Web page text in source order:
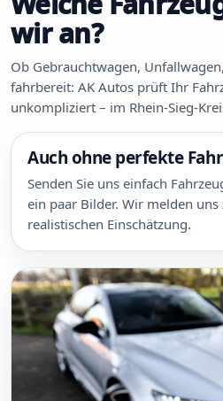
wir an?
Ob Gebrauchtwagen,
fahrbereit: AK Autos prüft Ihr
unkompliziert – im Rhein-Sieg-
Auch ohne perfekte
Senden Sie uns einfach
ein paar Bilder. Wir melden
realistischen Einschätzung.